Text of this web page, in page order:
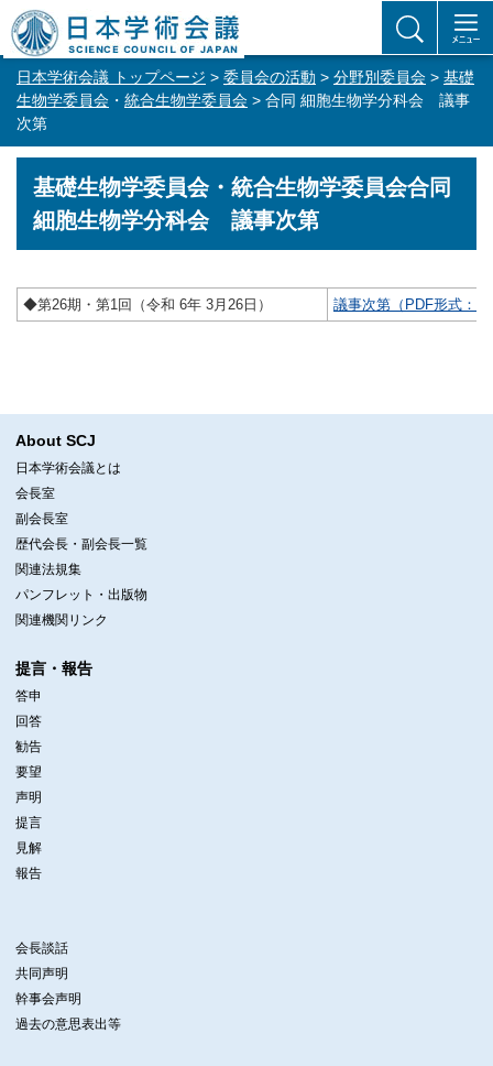
日本学術会議 トップページ > 委員会の活動 > 分野別委員会 > 基礎
生物学委員会 ・ 統合生物学委員会 > 合同 細胞生物学分科会 議事
次第
基礎生物学委員会・統合生物学委員会合同
細胞生物学分科会 議事次第
◆第26期・第1回（令和 6年 3月26日） 議事次第（PDF形式：
About SCJ
日本学術会議とは
会長室
副会長室
歴代会長・副会長一覧
関連法規集
パンフレット・出版物
関連機関リンク
提言・報告
答申
回答
勧告
要望
声明
提言
見解
報告
会長談話
共同声明
幹事会声明
過去の意思表出等